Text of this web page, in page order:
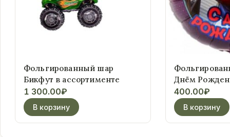
Фольгированный шар
Бикфут в ассортименте
1 300.00₽
В корзину
Днём
Паук)
400.00₽
В корзину